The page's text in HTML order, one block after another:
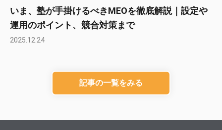
いま、塾が手掛けるべきMEOを徹底解説｜設定や
運用のポイント、競合対策まで
2025.12.24
記事の一覧をみる